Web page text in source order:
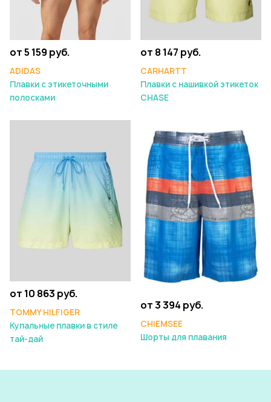
от 5 159 руб.
ADIDAS
Плавки с этикеточными
полосками
от 8 147 руб.
CARHARTT
Плавки с нашивкой этикеток
CHASE
от 10 863 руб.
TOMMY HILFIGER
Купальные плавки в стиле
тай-дай
от 3 394 руб.
CHIEMSEE
Шорты для плавания